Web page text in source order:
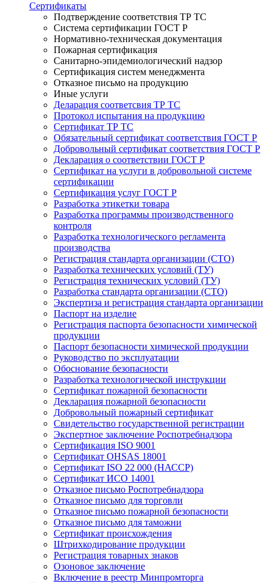
Сертификаты
Подтверждение соответствия ТР ТС
Система сертификации ГОСТ Р
Нормативно-техническая документация
Пожарная сертификация
Санитарно-эпидемиологический надзор
Сертификация систем менеджмента
Отказное письмо на продукцию
Иные услуги
Деларация соответсвия ТР ТС
Протокол испытания на продукцию
Сертификат ТР ТС
Обязательный сертификат соответствия ГОСТ Р
Добровольный сертификат соответствия ГОСТ Р
Декларация о соответствии ГОСТ Р
Сертификат на услуги в добровольной системе
сертификации
Сертификация услуг ГОСТ Р
Разработка этикетки товара
Разработка программы производственного
контроля
Разработка технологического регламента
производства
Регистрация стандарта организации (СТО)
Разработка технических условий (ТУ)
Регистрация технических условий (ТУ)
Разработка стандарта организации (СТО)
Экспертиза и регистрация стандарта организации
Паспорт на изделие
Регистрация паспорта безопасности химической
продукции
Паспорт безопасности химической продукции
Руководство по эксплуатации
Обоснование безопасности
Разработка технологической инструкции
Сертификат пожарной безопасности
Декларация пожарной безопасности
Добровольный пожарный сертификат
Свидетельство государственной регистрации
Экспертное заключение Роспотребнадзора
Сертификация ISO 9001
Сертификат OHSAS 18001
Сертификат ISO 22 000 (НАССР)
Сертификат ИСО 14001
Отказное письмо Роспотребнадзора
Отказное письмо для торговли
Отказное письмо пожарной безопасности
Отказное письмо для таможни
Сертификат происхождения
Штрихкодирование продукции
Регистрация товарных знаков
Озоновое заключение
Включение в реестр Минпромторга